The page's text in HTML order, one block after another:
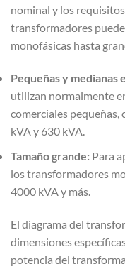
nominal y los
transformadores
monofásicas hasta
Pequeñas y medianas
utilizan normalmente
comerciales
kVA y 630 kVA.
Tamaño grande: Para
los transformadores
4000 kVA y más.
El diagrama del
dimensiones
potencia del